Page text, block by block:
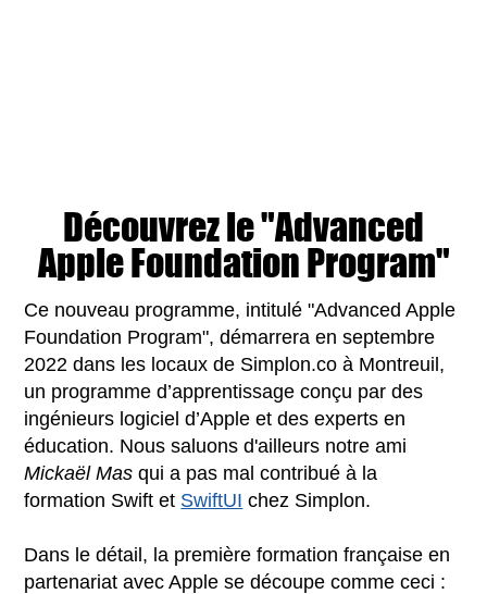
Découvrez le "Advanced
Apple Foundation Program"
Ce nouveau programme, intitulé "Advanced Apple
Foundation Program", démarrera en septembre
2022 dans les locaux de Simplon.co à Montreuil,
un programme d’apprentissage conçu par des
ingénieurs logiciel d’Apple et des experts en
éducation. Nous saluons d'ailleurs notre ami
Mickaël Mas qui a pas mal contribué à la
formation Swift et SwiftUI chez Simplon.
Dans le détail, la première formation française en
partenariat avec Apple se découpe comme ceci :